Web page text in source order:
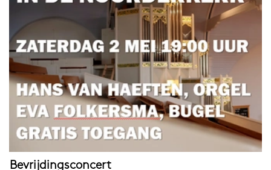
Bevrijdingsconcert